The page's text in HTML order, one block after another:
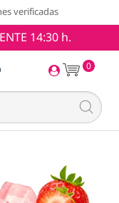
verificadas
14:30 h.
0